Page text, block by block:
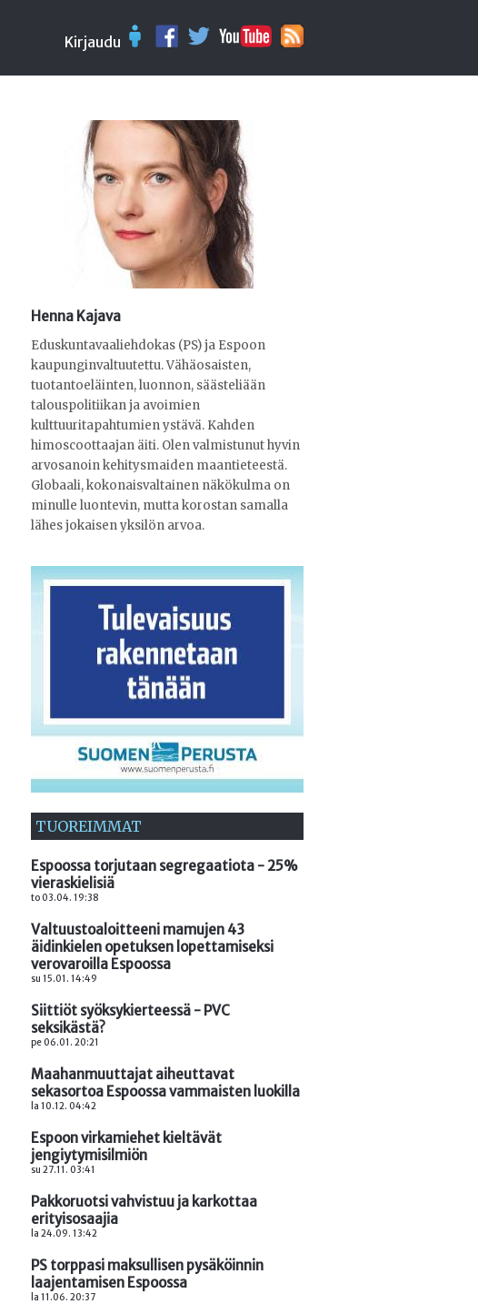
Kirjaudu
Henna Kajava
Eduskuntavaaliehdokas (PS) ja Espoon
kaupunginvaltuutettu. Vähäosaisten,
tuotantoeläinten, luonnon, säästeliään
talouspolitiikan ja avoimien
kulttuuritapahtumien ystävä. Kahden
himoscoottaajan äiti. Olen valmistunut hyvin
arvosanoin kehitysmaiden maantieteestä.
Globaali, kokonaisvaltainen näkökulma on
minulle luontevin, mutta korostan samalla
lähes jokaisen yksilön arvoa.
TUOREIMMAT
Espoossa torjutaan segregaatiota - 25%
vieraskielisiä
to 03.04. 19:38
Valtuustoaloitteeni mamujen 43
äidinkielen opetuksen lopettamiseksi
verovaroilla Espoossa
su 15.01. 14:49
Siittiöt syöksykierteessä - PVC
seksikästä?
pe 06.01. 20:21
Maahanmuuttajat aiheuttavat
sekasortoa Espoossa vammaisten luokilla
la 10.12. 04:42
Espoon virkamiehet kieltävät
jengiytymisilmiön
su 27.11. 03:41
Pakkoruotsi vahvistuu ja karkottaa
erityisosaajia
la 24.09. 13:42
PS torppasi maksullisen pysäköinnin
laajentamisen Espoossa
la 11.06. 20:37